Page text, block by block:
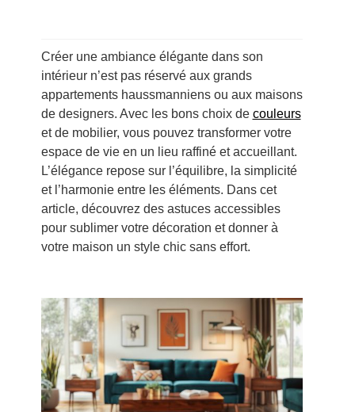
Créer une ambiance élégante dans son
intérieur n’est pas réservé aux grands
appartements haussmanniens ou aux maisons
de designers. Avec les bons choix de couleurs
et de mobilier, vous pouvez transformer votre
espace de vie en un lieu raffiné et accueillant.
L’élégance repose sur l’équilibre, la simplicité
et l’harmonie entre les éléments. Dans cet
article, découvrez des astuces accessibles
pour sublimer votre décoration et donner à
votre maison un style chic sans effort.